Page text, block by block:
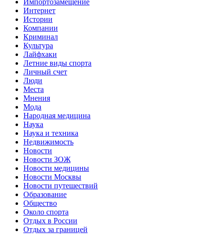
Интернет
Истории
Компании
Криминал
Культура
Лайфхаки
Летние виды спорта
Личный счет
Люди
Места
Мнения
Мода
Народная медицина
Наука
Наука и техника
Недвижимость
Новости
Новости ЗОЖ
Новости медицины
Новости Москвы
Новости путешествий
Образование
Общество
Около спорта
Отдых в России
Отдых за границей